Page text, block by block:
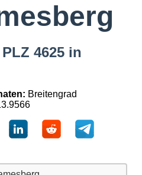
4625 in
Breitengrad